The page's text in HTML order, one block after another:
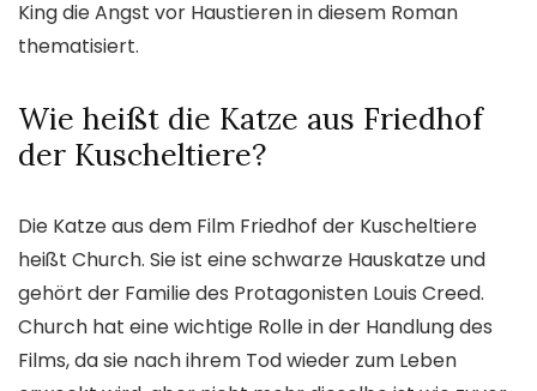
King die Angst vor Haustieren in diesem Roman
thematisiert.
Wie heißt die Katze aus Friedhof
der Kuscheltiere?
Die Katze aus dem Film Friedhof der Kuscheltiere
heißt Church. Sie ist eine schwarze Hauskatze und
gehört der Familie des Protagonisten Louis Creed.
Church hat eine wichtige Rolle in der Handlung des
Films, da sie nach ihrem Tod wieder zum Leben